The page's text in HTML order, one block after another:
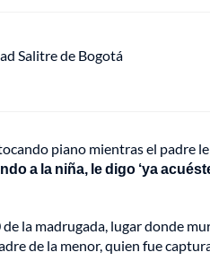
Salitre de Bogotá
piano mientras el padre le
a la niña, le digo ‘ya
la madrugada, lugar donde
de la menor, quien fue